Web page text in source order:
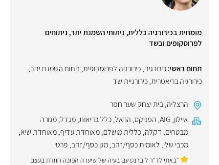
מומחית בכירורגיה כללית, ניתוחי השמנת יתר, ניתוחים
לפרוסקופים ובשד
תחום ראשי:כירורגיה,כירורגיה לפרוסקופית, ניתוח השמנת יתר,
כירורגיה בריאטרית,כירורגיית שד
הרצליה,בית יצחק שער חפר
איילון,
AIG
, הפניקס, הראל,כלל בריאות,מגדל,מנורה
מבטחים, דקלה,כללית מושלם,מאוחדת עדיף,מאוחדת שיא,
מכבי שלי, לאומית כסף/זהב,מגן כסף/זהב, פרטי
"באתי לד״ר ליברנט עם בעיה של שיערה הפוכה חוזרת בעצם